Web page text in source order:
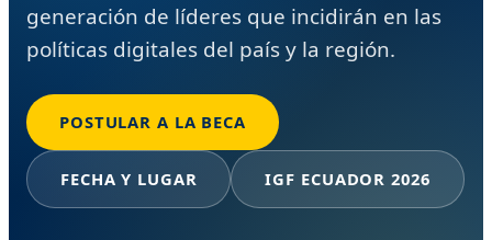
generación de líderes que incidirán en las
políticas digitales del país y la región.
POSTULAR A LA BECA
FECHA Y LUGAR IGF ECUADOR 2026